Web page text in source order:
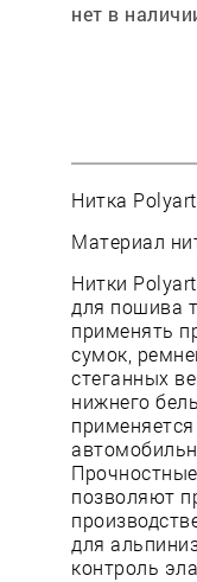
нет в
Нитка
Материал
Нитки
для пошива
применять
сумок,
стеганных
нижнего
позволяют
для
контроль